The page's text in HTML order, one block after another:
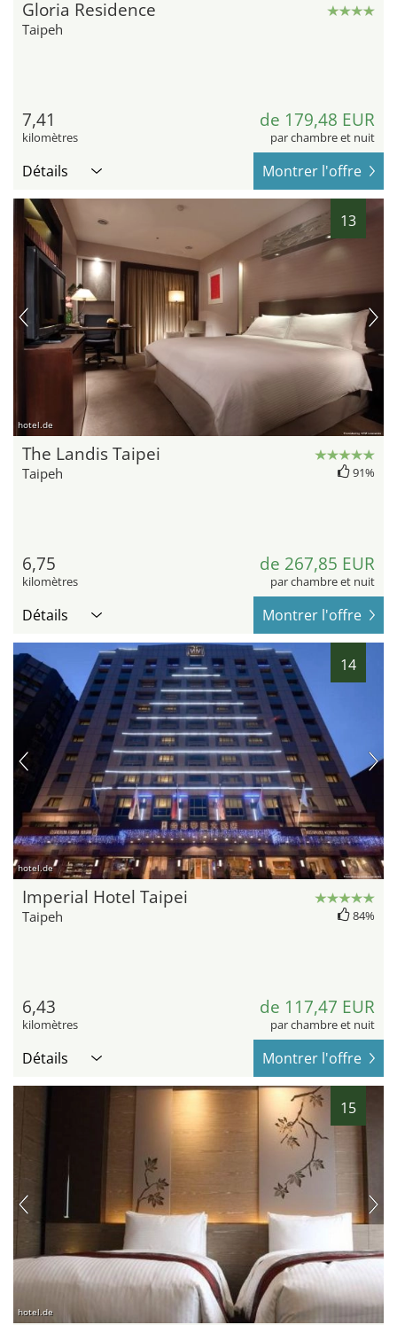
Gloria Residence
Taipeh
7,41
kilomètres
de 179,48 EUR
par chambre et nuit
Détails Montrer l'offre
13
hotel.de
The Landis Taipei
Taipeh 91%
6,75
kilomètres
de 267,85 EUR
par chambre et nuit
Détails Montrer l'offre
14
hotel.de
Imperial Hotel Taipei
Taipeh 84%
6,43
kilomètres
de 117,47 EUR
par chambre et nuit
Détails Montrer l'offre
15
hotel.de